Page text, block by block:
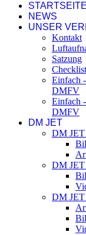
STARTSEITE
NEWS
UNSER
Kontakt
Satzung
Einfach
DMFV
Einfach
DMFV
DM JET
DM JET
DM JET
DM JET